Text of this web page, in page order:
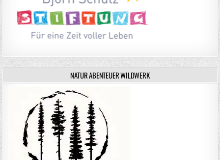
NATUR ABENTEUER WILDWERK